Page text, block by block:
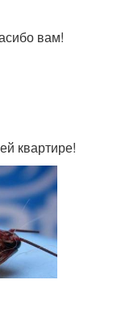
вам!
квартире!